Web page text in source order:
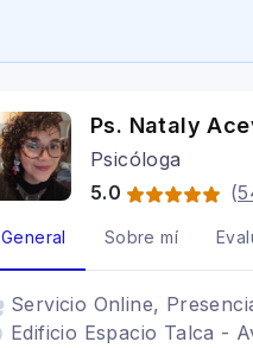
Ps. Nataly
Psicóloga
5.0
(
General Sobre mí
Servicio Online,
Edificio Espacio Talca -